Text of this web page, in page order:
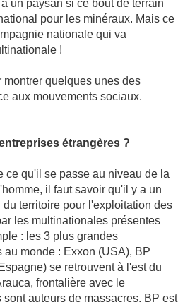
un paysan si ce bout de terrain
pour les minéraux. Mais ce
nationale qui va
!
montrer quelques unes des
aux mouvements sociaux.
étrangères ?
ce qu'il se passe au niveau de la
il faut savoir qu'il y a un
territoire pour l'exploitation des
les multinationales présentes
: les 3 plus grandes
monde : Exxon (USA), BP
se retrouvent à l'est du
frontalière avec le
sont auteurs de massacres. BP est